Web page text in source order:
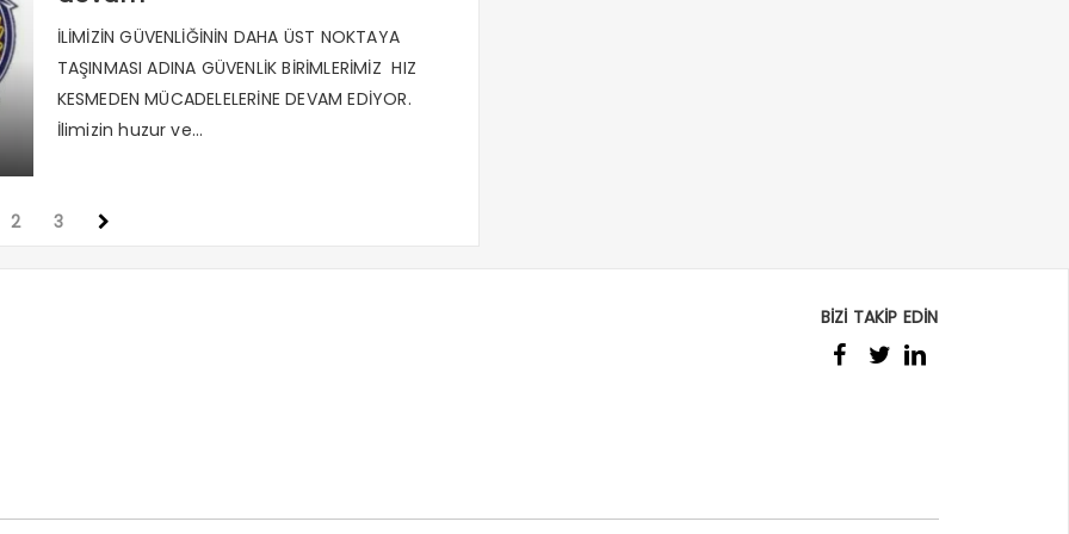
İLİMİZİN GÜVENLİĞİNİN DAHA ÜST NOKTAYA
TAŞINMASI ADINA GÜVENLİK BİRİMLERİMİZ HIZ
KESMEDEN MÜCADELELERİNE DEVAM EDİYOR.
İlimizin huzur ve...
2 3
BİZİ TAKİP EDİN